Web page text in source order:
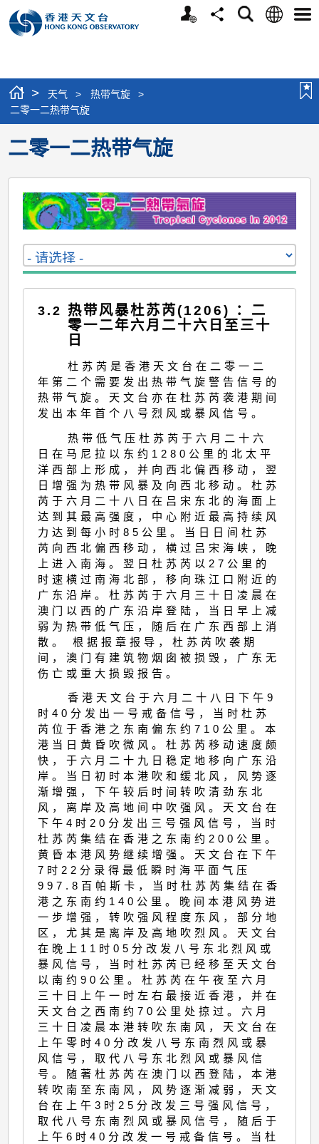
个
分
搜
语
选
> 天气 > 热带气旋
>
二零一二热带气旋
二零一二热带气旋
3.2 热带风暴杜苏芮(1206) ：二
零一二年六月二十六日至三十
日
杜苏芮是香港天文台在二零一二
年第二个需要发出热带气旋警告信号的
热带气旋。天文台亦在杜苏芮袭港期间
发出本年首个八号烈风或暴风信号。
热带低气压杜苏芮于六月二十六
日在马尼拉以东约1280公里的北太平
洋西部上形成，并向西北偏西移动，翌
日增强为热带风暴及向西北移动。杜苏
芮于六月二十八日在吕宋东北的海面上
达到其最高强度，中心附近最高持续风
力达到每小时85公里。当日日间杜苏
芮向西北偏西移动，横过吕宋海峡，晚
上进入南海。翌日杜苏芮以27公里的
时速横过南海北部，移向珠江口附近的
广东沿岸。杜苏芮于六月三十日凌晨在
澳门以西的广东沿岸登陆，当日早上减
弱为热带低气压，随后在广东西部上消
散。 根据报章报导，杜苏芮吹袭期
间，澳门有建筑物烟囱被损毁，广东无
伤亡或重大损毁报告。
香港天文台于六月二十八日下午9
时40分发出一号戒备信号，当时杜苏
芮位于香港之东南偏东约710公里。本
港当日黄昏吹微风。杜苏芮移动速度颇
快，于六月二十九日稳定地移向广东沿
岸。当日初时本港吹和缓北风，风势逐
渐增强，下午较后时间转吹清劲东北
风，离岸及高地间中吹强风。天文台在
下午4时20分发出三号强风信号，当时
杜苏芮集结在香港之东南约200公里。
黄昏本港风势继续增强。天文台在下午
7时22分录得最低瞬时海平面气压
997.8百帕斯卡，当时杜苏芮集结在香
港之东南约140公里。晚间本港风势进
一步增强，转吹强风程度东风，部分地
区，尤其是离岸及高地吹烈风。天文台
在晚上11时05分改发八号东北烈风或
暴风信号，当时杜苏芮已经移至天文台
以南约90公里。杜苏芮在午夜至六月
三十日上午一时左右最接近香港，并在
天文台之西南约70公里处掠过。六月
三十日凌晨本港转吹东南风，天文台在
上午零时40分改发八号东南烈风或暴
风信号，取代八号东北烈风或暴风信
号。随著杜苏芮在澳门以西登陆，本港
转吹南至东南风，风势逐渐减弱，天文
台在上午3时25分改发三号强风信号，
取代八号东南烈风或暴风信号，随后于
上午6时40分改发一号戒备信号。当杜